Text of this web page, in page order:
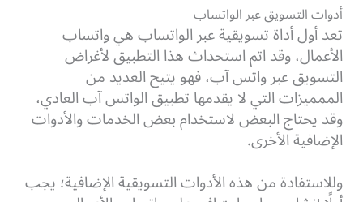
أدوات التسويق عبر الواتساب
تعد أول أداة تسويقية عبر الواتساب هي واتساب
الأعمال، وقد اتم استحداث هذا التطبيق لأغراض
التسويق عبر واتس آب، فهو يتيح العديد من
الممميزات التي لا يقدمها تطبيق الواتس آب العادي،
وقد يحتاج البعض لاستخدام بعض الخدمات والأدوات
الإضافية الأخرى.
وللاستفادة من هذه الأدوات التسويقية الإضافية؛ يجب